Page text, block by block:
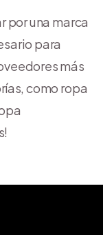
por una marca
para
más
como ropa